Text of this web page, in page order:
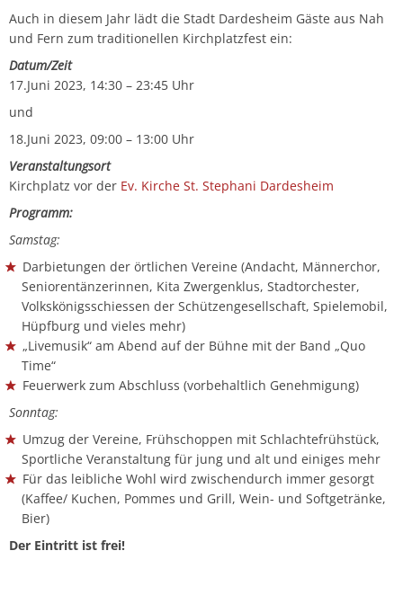
Auch in diesem Jahr lädt die Stadt Dardesheim Gäste aus Nah
und Fern zum traditionellen Kirchplatzfest ein:
Datum/Zeit
17.Juni 2023, 14:30 – 23:45 Uhr
und
18.Juni 2023, 09:00 – 13:00 Uhr
Veranstaltungsort
Kirchplatz vor der Ev. Kirche St. Stephani Dardesheim
Programm:
Samstag:
Darbietungen der örtlichen Vereine (Andacht, Männerchor,
Seniorentänzerinnen, Kita Zwergenklus, Stadtorchester,
Volkskönigsschiessen der Schützengesellschaft, Spielemobil,
Hüpfburg und vieles mehr)
„Livemusik“ am Abend auf der Bühne mit der Band „Quo
Time“
Feuerwerk zum Abschluss (vorbehaltlich Genehmigung)
Sonntag:
Umzug der Vereine, Frühschoppen mit Schlachtefrühstück,
Sportliche Veranstaltung für jung und alt und einiges mehr
Für das leibliche Wohl wird zwischendurch immer gesorgt
(Kaffee/ Kuchen, Pommes und Grill, Wein- und Softgetränke,
Bier)
Der Eintritt ist frei!